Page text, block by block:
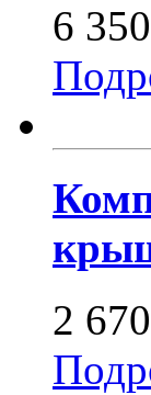
6
2